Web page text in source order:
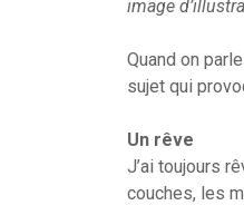
image
Quand on
sujet qui
Un rêve
J’ai toujours
couches, les